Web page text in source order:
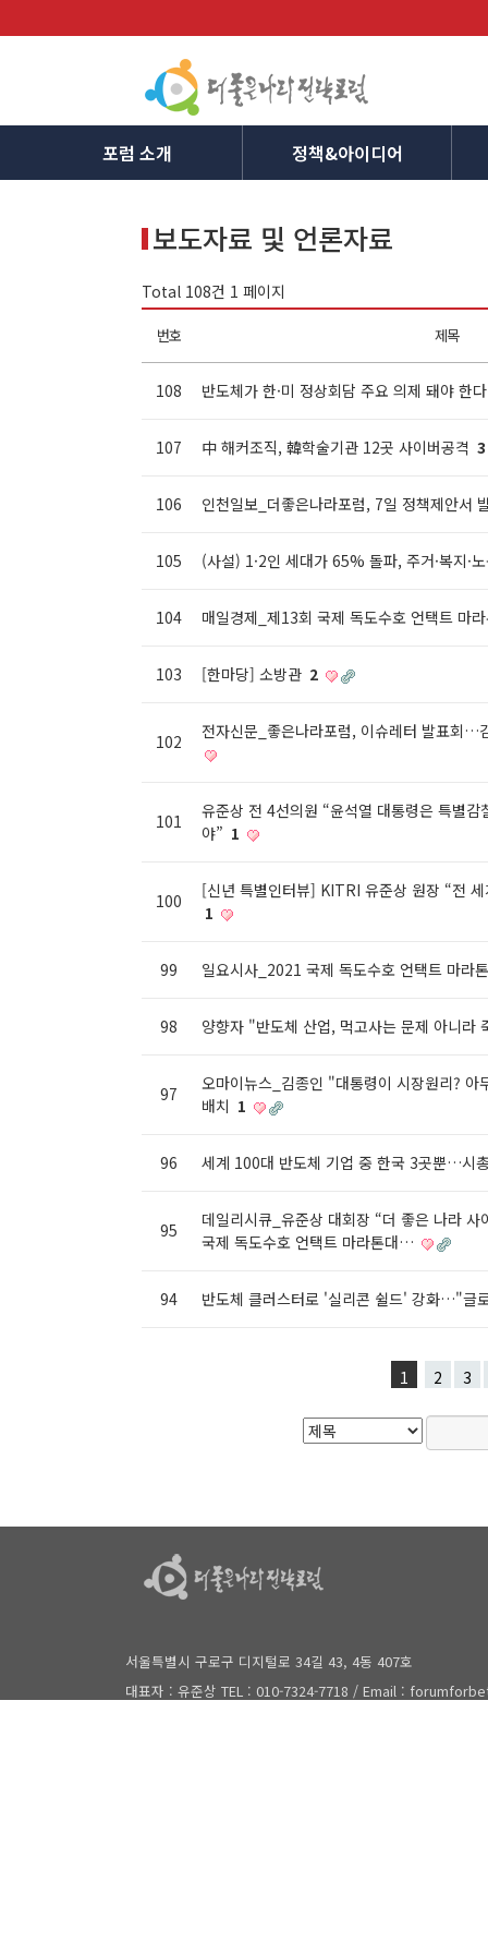
포럼 소개 정책&아이디어
보도자료 및 언론자료
Total 108건 1 페이지
번호 제목
108 반도체가 한·미 정상회담 주요 의제 돼야 한
107 中 해커조직, 韓학술기관 12곳 사이버공격 3
106 인천일보_더좋은나라포럼, 7일 정책제안서
105 (사설) 1·2인 세대가 65% 돌파, 주거·복지·
104 매일경제_제13회 국제 독도수호 언택트 마
103 [한마당] 소방관 2
102 전자신문_좋은나라포럼, 이슈레터 발표회
101
유준상 전 4선의원 “윤석열 대통령은 특별
야” 1
100
[신년 특별인터뷰] KITRI 유준상 원장 “전
1
99 일요시사_2021 국제 독도수호 언택트 마라
98 양향자 "반도체 산업, 먹고사는 문제 아니
97
오마이뉴스_김종인 "대통령이 시장원리?
배치 1
96 세계 100대 반도체 기업 중 한국 3곳뿐…시
95
데일리시큐_유준상 대회장 “더 좋은 나라
국제 독도수호 언택트 마라톤대…
94 반도체 클러스터로 '실리콘 쉴드' 강화…"글
1 2 3
서울특별시 구로구 디지털로 34길 43, 4동 407호
대표자 : 유준상 TEL : 010-7324-7718 / Email :